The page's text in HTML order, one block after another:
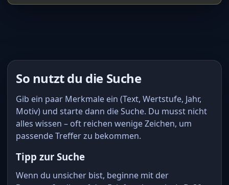
So nutzt du die Suche
Gib ein paar Merkmale ein (Text, Wertstufe, Jahr,
Motiv) und starte dann die Suche. Du musst nicht
alles wissen – oft reichen wenige Zeichen, um
passende Treffer zu bekommen.
Tipp zur Suche
Wenn du unsicher bist, beginne mit der